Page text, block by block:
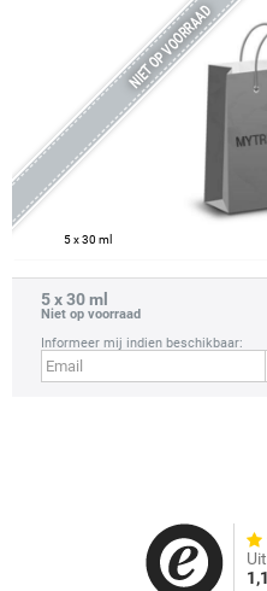
NIET OP VOORRAAD
5 x 30 ml
5 x 30 ml
Niet op voorraad
Informeer mij indien beschikbaar: